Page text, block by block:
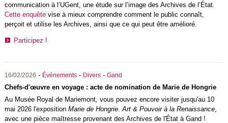
communication à l’UGent, une étude sur l’image des Archives de l’État.
Cette enquêtevise à mieux comprendre comment le public connaît,
perçoit et utilise les Archives, ainsi que ce qui peut être amélioré.
Participez !
16/02/2026 - Événements- Divers- Gand
Chefs-d'œuvre en voyage : acte de nomination de Marie de Hongrie
Au Musée Royal de Mariemont, vous pouvez encore visiter jusqu'au 10
mai 2026 l'exposition Marie de Hongrie. Art & Pouvoir à la Renaissance,
avec une pièce maîtresse provenant des Archives de l'État à Gand !